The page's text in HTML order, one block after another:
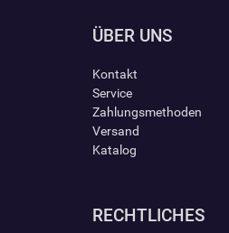
ÜBER UNS
Kontakt
Service
Zahlungsmethoden
Versand
Katalog
RECHTLICHES